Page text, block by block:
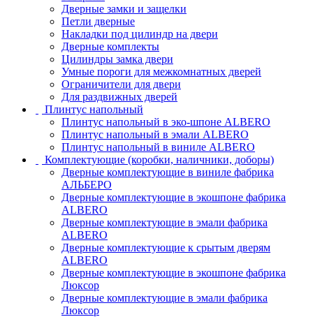
Дверные замки и защелки
Петли дверные
Накладки под цилиндр на двери
Дверные комплекты
Цилиндры замка двери
Умные пороги для межкомнатных дверей
Ограничители для двери
Для раздвижных дверей
Плинтус напольный
Плинтус напольный в эко-шпоне ALBERO
Плинтус напольный в эмали ALBERO
Плинтус напольный в виниле ALBERO
Комплектующие (коробки, наличники, доборы)
Дверные комплектующие в виниле фабрика
АЛЬБЕРО
Дверные комплектующие в экошпоне фабрика
ALBERO
Дверные комплектующие в эмали фабрика
ALBERO
Дверные комплектующие к срытым дверям
ALBERO
Дверные комплектующие в экошпоне фабрика
Люксор
Дверные комплектующие в эмали фабрика
Люксор